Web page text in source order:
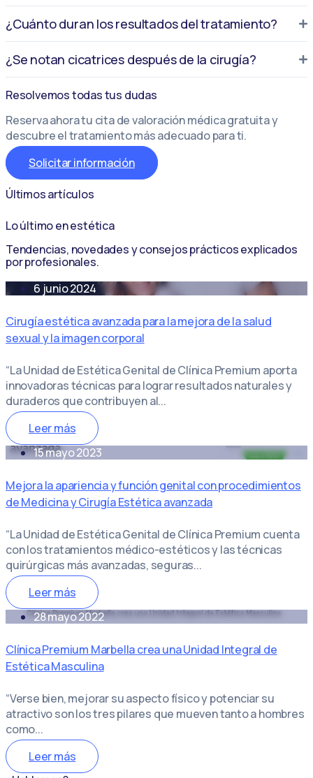
¿Cuánto duran los resultados del tratamiento?
¿Se notan cicatrices después de la cirugía?
Resolvemos todas tus dudas
Reserva ahora tu cita de valoración médica gratuita y
descubre el tratamiento más adecuado para ti.
Solicitar información
Últimos artículos
Lo último en estética
Tendencias, novedades y consejos prácticos explicados
por profesionales.
6 junio 2024
Cirugía estética avanzada para la mejora de la salud
sexual y la imagen corporal
“La Unidad de Estética Genital de Clínica Premium aporta
innovadoras técnicas para lograr resultados naturales y
duraderos que contribuyen al...
Leer más
15 mayo 2023
Mejora la apariencia y función genital con procedimientos
de Medicina y Cirugía Estética avanzada
“La Unidad de Estética Genital de Clínica Premium cuenta
con los tratamientos médico-estéticos y las técnicas
quirúrgicas más avanzadas, seguras...
Leer más
28 mayo 2022
Clínica Premium Marbella crea una Unidad Integral de
Estética Masculina
“Verse bien, mejorar su aspecto físico y potenciar su
atractivo son los tres pilares que mueven tanto a hombres
como...
Leer más